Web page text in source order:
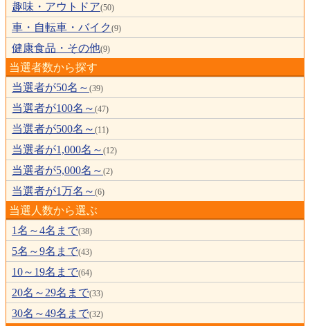
趣味・アウトドア(50)
車・自転車・バイク (9)
健康食品・その他(9)
当選者数から探す
当選者が50名～ (39)
当選者が100名～ (47)
当選者が500名～ (11)
当選者が1,000名～ (12)
当選者が5,000名～ (2)
当選者が1万名～ (6)
当選人数から選ぶ
1名～4名まで(38)
5名～9名まで(43)
10～19名まで(64)
20名～29名まで(33)
30名～49名まで(32)